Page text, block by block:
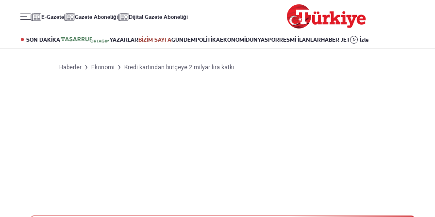
E-Gazete Gazete Aboneliği Dijital Gazete Aboneliği
SON DAKİKA YAZARLARBİZİM SAYFAGÜNDEMPOLİTİKAEKONOMİDÜNYASPORRESMİ İLANLARHABER JET İzle
Altın
Döviz
Kripto Para
Puan Durumu
Fikstür
Avrupa Ligi
Avrupa
Amerika
İsrail-Gazze
Yaşam
Sağlık
Yemek
Kitap
Haberler Ekonomi Kredi kartından bütçeye 2 milyar lira katkı